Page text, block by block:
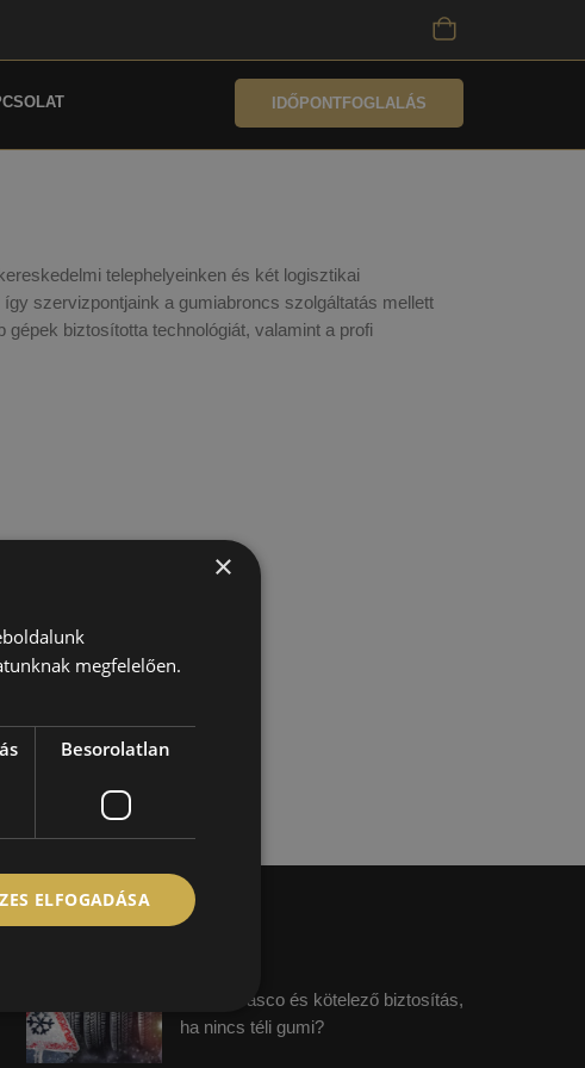
IDŐPONTFOGLALÁS
telephelyeinken és két logisztikai
szervizpontjaink a gumiabroncs szolgáltatás mellett
biztosította technológiát, valamint a profi
Legfrissebb híreink
Fizet a casco és kötelező biztosítás,
ha nincs téli gumi?
×
megfelelően.
Besorolatlan
ELFOGADÁSA